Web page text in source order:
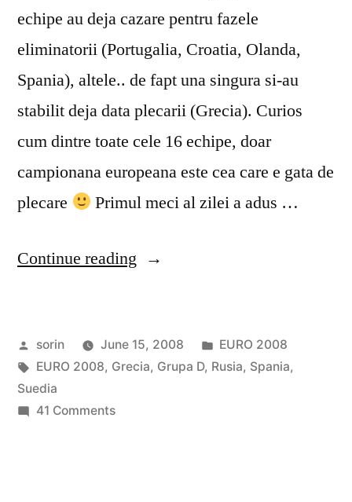
echipe au deja cazare pentru fazele
eliminatorii (Portugalia, Croatia, Olanda,
Spania), altele.. de fapt una singura si-au
stabilit deja data plecarii (Grecia). Curios
cum dintre toate cele 16 echipe, doar
campionana europeana este cea care e gata de
plecare
Primul meci al zilei a adus …
Continue reading “EURO
Ziua
8”
Posted
by
sorin June 15, 2008
Posted
in
EURO 2008
Tags:
EURO 2008, Grecia, Grupa D, Rusia, Spania,
Suedia
41 Commentson